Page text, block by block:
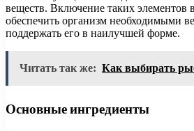
веществ. Включение таких элементов
обеспечить организм необходимыми
поддержать его в наилучшей форме.
Читать так же: Как выбирать
Основные ингредиенты